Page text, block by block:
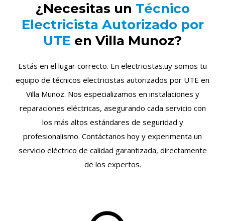
¿Necesitas un Técnico
Electricista Autorizado por
UTE en Villa Munoz?
Estás en el lugar correcto. En electricistas.uy somos tu
equipo de técnicos electricistas autorizados por UTE en
Villa Munoz. Nos especializamos en instalaciones y
reparaciones eléctricas, asegurando cada servicio con
los más altos estándares de seguridad y
profesionalismo. Contáctanos hoy y experimenta un
servicio eléctrico de calidad garantizada, directamente
de los expertos.